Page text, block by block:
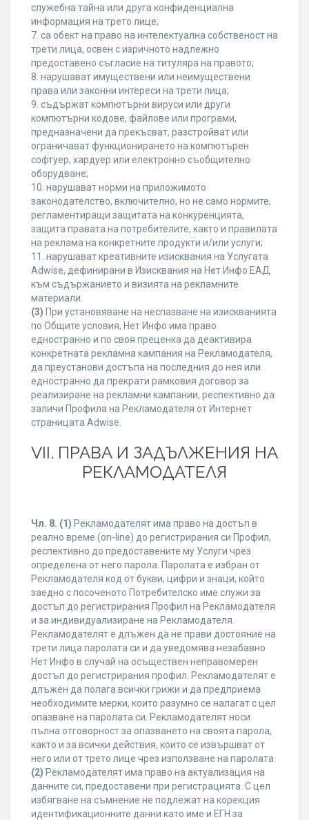
служебна тайна или друга конфиденциална
информация на трето лице;
7. са обект на право на интелектуална собственост на
трети лица, освен с изричното надлежно
предоставено съгласие на титуляра на правото;
8. нарушават имуществени или неимуществени
права или законни интереси на трети лица;
9. съдържат компютърни вируси или други
компютърни кодове, файлове или програми,
предназначени да прекъсват, разстройват или
ограничават функционирането на компютърен
софтуер, хардуер или електронно съобщително
оборудване;
10. нарушават норми на приложимото
законодателство, включително, но не само нормите,
регламентиращи защитата на конкуренцията,
защита правата на потребителите, както и правилата
на реклама на конкретните продукти и/или услуги;
11. нарушават креативните изисквания на Услугата
Adwise, дефинирани в Изисквания на Нет Инфо ЕАД
към съдържанието и визията на рекламните
материали.
(3) При установяване на неспазване на изискванията
по Общите условия, Нет Инфо има право
едностранно и по своя преценка да деактивира
конкретната рекламна кампания на Рекламодателя,
да преустанови достъпа на последния до нея или
едностранно да прекрати рамковия договор за
реализиране на рекламни кампании, респективно да
заличи Профила на Рекламодателя от Интернет
страницата Adwise.
VII. ПРАВА И ЗАДЪЛЖЕНИЯ НА
РЕКЛАМОДАТЕЛЯ
Чл. 8. (1) Рекламодателят има право на достъп в
реално време (on-line) до регистрирания си Профил,
респективно до предоставените му Услуги чрез
определена от него парола. Паролата е избран от
Рекламодателя код от букви, цифри и знаци, който
заедно с посоченото Потребителско име служи за
достъп до регистрирания Профил на Рекламодателя
и за индивидуализиране на Рекламодателя.
Рекламодателят е длъжен да не прави достояние на
трети лица паролата си и да уведомява незабавно
Нет Инфо в случай на осъществен неправомерен
достъп до регистрирания профил. Рекламодателят е
длъжен да полага всички грижи и да предприема
необходимите мерки, които разумно се налагат с цел
опазване на паролата си. Рекламодателят носи
пълна отговорност за опазването на своята парола,
както и за всички действия, които се извършват от
него или от трето лице чрез използване на паролата.
(2) Рекламодателят има право на актуализация на
данните си, предоставени при регистрацията. С цел
избягване на съмнение не подлежат на корекция
идентификационните данни като име и ЕГН за